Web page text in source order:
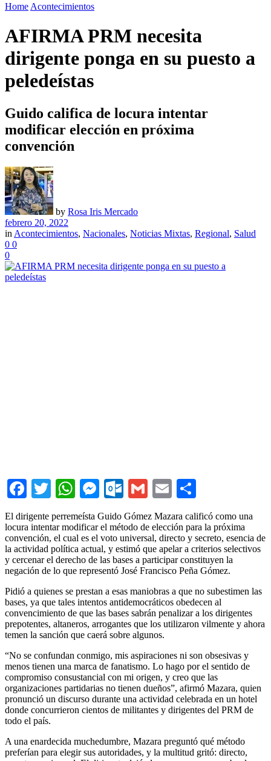
Home Acontecimientos
AFIRMA PRM necesita
dirigente ponga en su puesto a
peledeístas
Guido califica de locura intentar
modificar elección en próxima
convención
by Rosa Iris Mercado
febrero 20, 2022
in Acontecimientos, Nacionales, Noticias Mixtas, Regional, Salud
0 0
0
Facebook
TwitterWhatsApp
Messenger
Outlook.com
GmailEmail
El dirigente perremeísta Guido Gómez Mazara calificó como una
locura intentar modificar el método de elección para la próxima
convención, el cual es el voto universal, directo y secreto, esencia de
la actividad política actual, y estimó que apelar a criterios selectivos
y cercenar el derecho de las bases a participar constituyen la
negación de lo que representó José Francisco Peña Gómez.
Pidió a quienes se prestan a esas maniobras a que no subestimen las
bases, ya que tales intentos antidemocráticos obedecen al
convencimiento de que las bases sabrán penalizar a los dirigentes
prepotentes, altaneros, arrogantes que los utilizaron vilmente y ahora
temen la sanción que caerá sobre algunos.
“No se confundan conmigo, mis aspiraciones ni son obsesivas y
menos tienen una marca de fanatismo. Lo hago por el sentido de
compromiso consustancial con mi origen, y creo que las
organizaciones partidarias no tienen dueños”, afirmó Mazara, quien
pronunció un discurso durante una actividad celebrada en un hotel
donde concurrieron cientos de militantes y dirigentes del PRM de
todo el país.
A una enardecida muchedumbre, Mazara preguntó qué método
preferían para elegir sus autoridades, y la multitud gritó: directo,